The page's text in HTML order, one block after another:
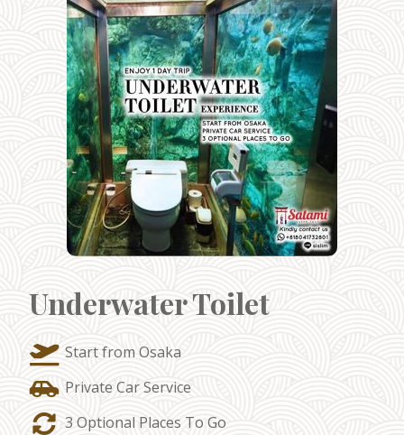
Underwater Toilet
Start from Osaka
Private Car Service
3 Optional Places To Go